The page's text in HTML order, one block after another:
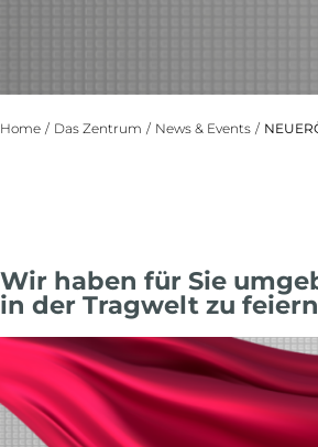
Home / Das Zentrum / News & Events /
Wir haben für Sie
in der Tragwelt zu